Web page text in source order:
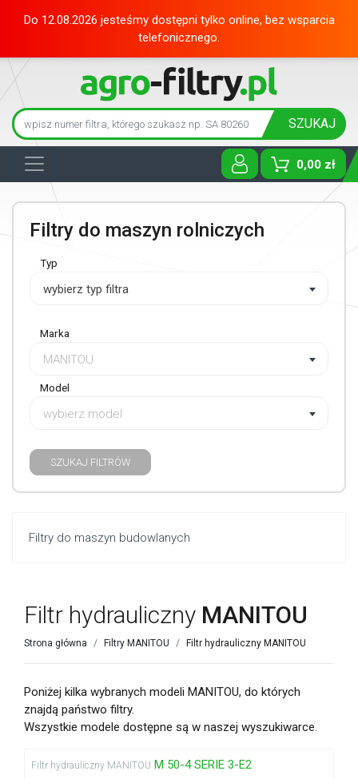
Do 12.08.2026 jesteśmy dostępni tylko online, bez wsparcia
telefonicznego.
SZUKAJ
0,00 zł
Toggle
Filtry do maszyn rolniczych
Typ
wybierz typ filtra
Marka
MANITOU
Model
wybierz model
SZUKAJ FILTRÓW
Filtry do maszyn budowlanych
Filtr hydrauliczny MANITOU
Strona główna Filtry MANITOU Filtr hydrauliczny MANITOU
Poniżej kilka wybranych modeli MANITOU, do których
znajdą państwo filtry.
Wszystkie modele dostępne są w naszej wyszukiwarce.
Filtr hydrauliczny MANITOU M 50-4 SERIE 3-E2